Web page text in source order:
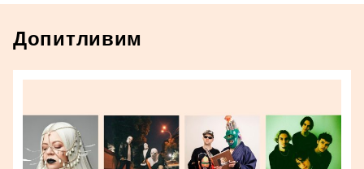
Допитливим